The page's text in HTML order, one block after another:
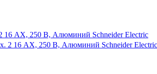
16 AX, 250 В, Алюминий Schneider Electric